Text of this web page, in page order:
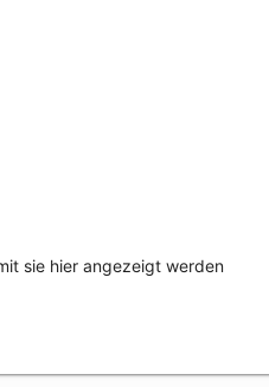
sie hier angezeigt werden